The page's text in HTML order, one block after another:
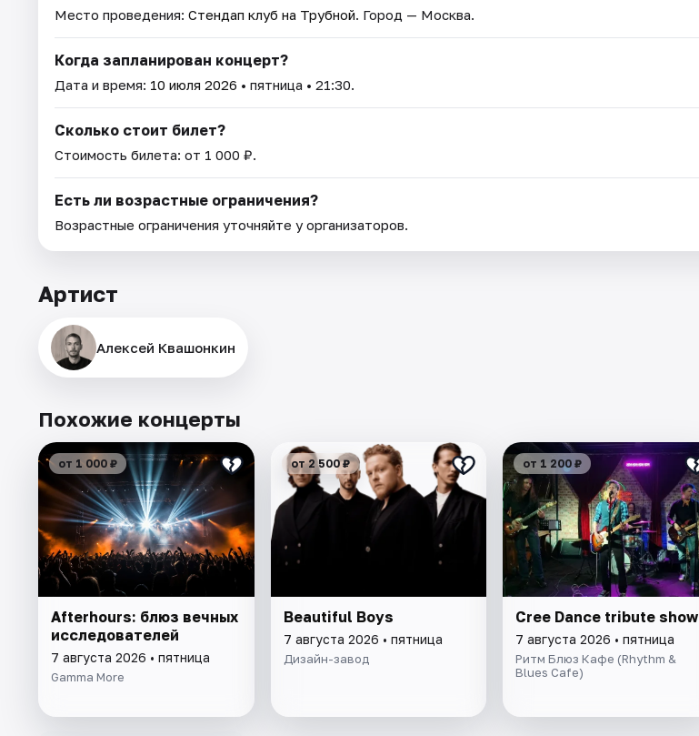
Место проведения: Стендап клуб на Трубной. Город — Москва.
Когда запланирован концерт?
Дата и время: 10 июля 2026 • пятница • 21:30.
Сколько стоит билет?
Стоимость билета: от 1 000 ₽.
Есть ли возрастные ограничения?
Возрастные ограничения уточняйте у организаторов.
Артист
Алексей Квашонкин
Похожие концерты
от 1 000 ₽
Afterhours: блюз вечных
исследователей
7 августа 2026 • пятница
Gamma More
от 2 500 ₽
Beautiful Boys
7 августа 2026 • пятница
Дизайн-завод
от 1 200 ₽
Cree Dance tribute show
7 августа 2026 • пятница
Ритм Блюз Кафе (Rhythm &
Blues Cafe)